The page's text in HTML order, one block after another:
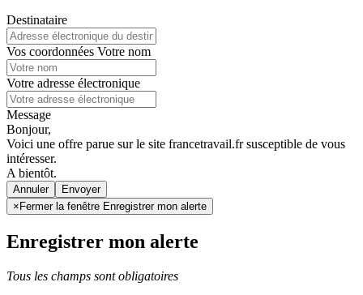
Destinataire
Vos coordonnées Votre nom
Votre adresse électronique
Message
Bonjour,
Voici une offre parue sur le site francetravail.fr susceptible de vous
intéresser.
A bientôt.
Annuler
× Fermer la fenêtre Enregistrer mon alerte
Enregistrer mon alerte
Tous les champs sont obligatoires